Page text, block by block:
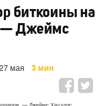
биткоины на
— Джеймс
мая 3 мин